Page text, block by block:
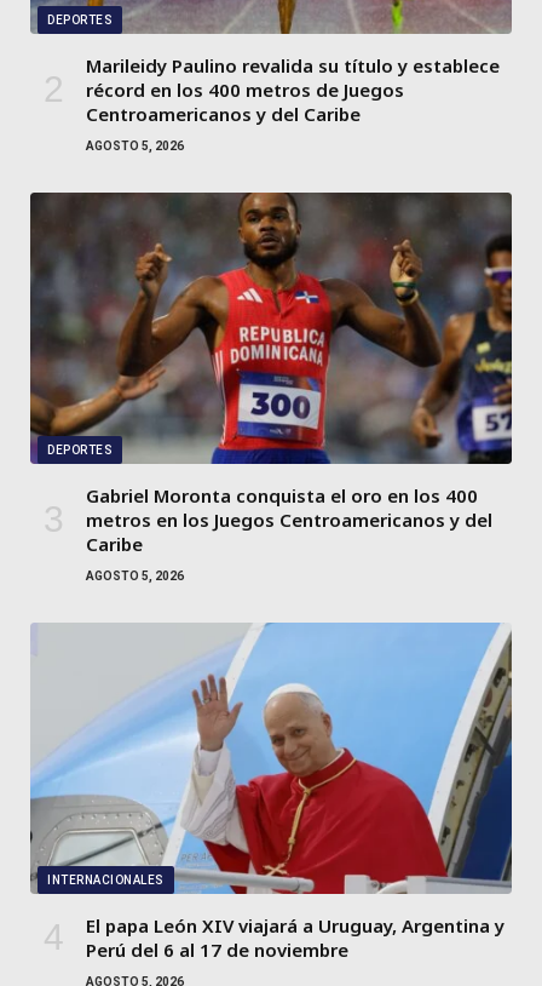
DEPORTES
Marileidy Paulino revalida su título y establece
récord en los 400 metros de Juegos
Centroamericanos y del Caribe
AGOSTO 5, 2026
DEPORTES
Gabriel Moronta conquista el oro en los 400
metros en los Juegos Centroamericanos y del
Caribe
AGOSTO 5, 2026
INTERNACIONALES
El papa León XIV viajará a Uruguay, Argentina y
Perú del 6 al 17 de noviembre
AGOSTO 5, 2026